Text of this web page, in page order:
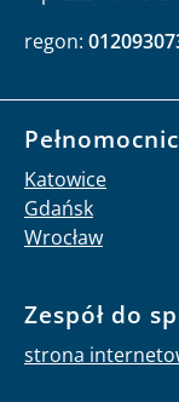
regon:
Katowice
Gdańsk
Wrocław
Zespół do
strona